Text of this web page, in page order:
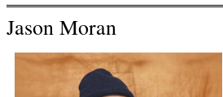
Jason Moran